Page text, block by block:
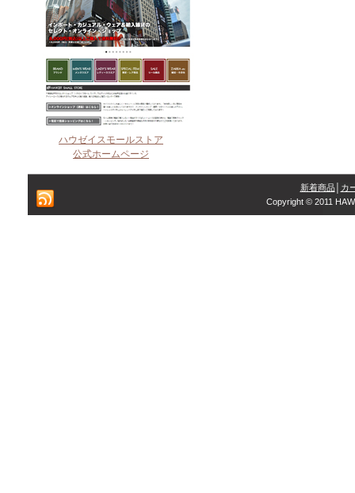
ハウゼイスモールストア
公式ホームページ
新着商品│
カ
Copyright © 2011